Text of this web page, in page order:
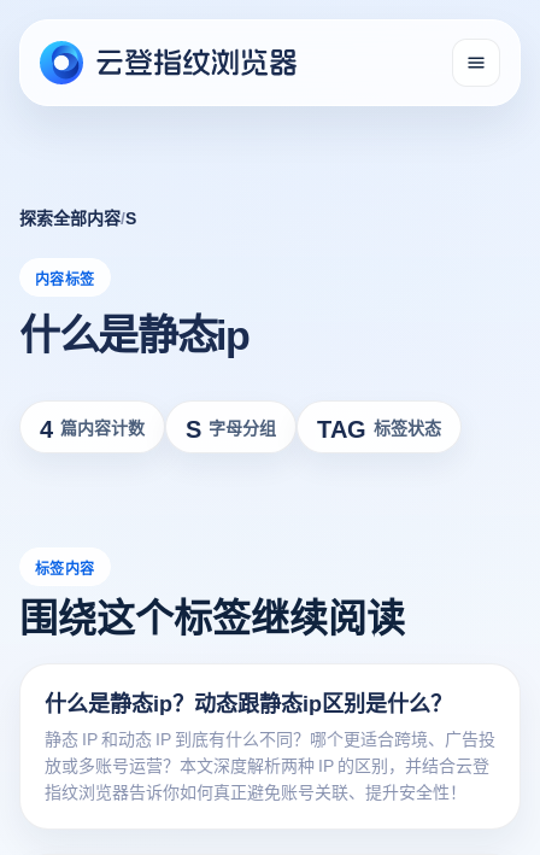
探索全部内容/S
内容标签
什么是静态ip
4 篇内容计数 S 字母分组 TAG 标签状态
标签内容
围绕这个标签继续阅读
什么是静态ip？动态跟静态ip区别是什么？
静态 IP 和动态 IP 到底有什么不同？哪个更适合跨境、广告投
放或多账号运营？本文深度解析两种 IP 的区别，并结合云登
指纹浏览器告诉你如何真正避免账号关联、提升安全性！